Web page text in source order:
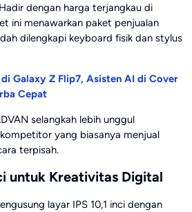
dengan harga terjangkau di
ini menawarkan paket penjualan
dilengkapi keyboard fisik dan stylus
Galaxy Z Flip7, Asisten AI di Cover
Cepat
selangkah lebih unggul
yang biasanya menjual
terpisah.
untuk Kreativitas Digital
layar IPS 10,1 inci dengan